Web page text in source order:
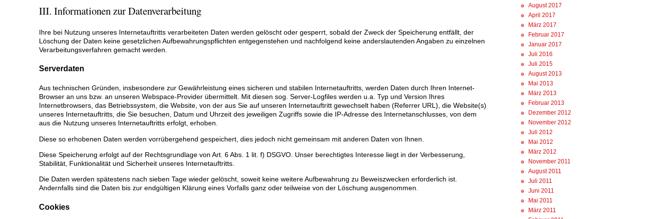
III. Informationen zur Datenverarbeitung
Ihre bei Nutzung unseres Internetauftritts verarbeiteten Daten werden gelöscht oder gesperrt, sobald der Zweck der Speicherung entfällt, der
Löschung der Daten keine gesetzlichen Aufbewahrungspflichten entgegenstehen und nachfolgend keine anderslautenden Angaben zu einzelnen
Verarbeitungsverfahren gemacht werden.
Serverdaten
Aus technischen Gründen, insbesondere zur Gewährleistung eines sicheren und stabilen Internetauftritts, werden Daten durch Ihren Internet-
Browser an uns bzw. an unseren Webspace-Provider übermittelt. Mit diesen sog. Server-Logfiles werden u.a. Typ und Version Ihres
Internetbrowsers, das Betriebssystem, die Website, von der aus Sie auf unseren Internetauftritt gewechselt haben (Referrer URL), die Website(s)
unseres Internetauftritts, die Sie besuchen, Datum und Uhrzeit des jeweiligen Zugriffs sowie die IP-Adresse des Internetanschlusses, von dem
aus die Nutzung unseres Internetauftritts erfolgt, erhoben.
Diese so erhobenen Daten werden vorrübergehend gespeichert, dies jedoch nicht gemeinsam mit anderen Daten von Ihnen.
Diese Speicherung erfolgt auf der Rechtsgrundlage von Art. 6 Abs. 1 lit. f) DSGVO. Unser berechtigtes Interesse liegt in der Verbesserung,
Stabilität, Funktionalität und Sicherheit unseres Internetauftritts.
Die Daten werden spätestens nach sieben Tage wieder gelöscht, soweit keine weitere Aufbewahrung zu Beweiszwecken erforderlich ist.
Andernfalls sind die Daten bis zur endgültigen Klärung eines Vorfalls ganz oder teilweise von der Löschung ausgenommen.
Cookies
August 2017
April 2017
März 2017
Februar 2017
Januar 2017
Juli 2016
Juli 2015
August 2013
Mai 2013
März 2013
Februar 2013
Dezember 2012
November 2012
Juli 2012
Mai 2012
März 2012
November 2011
August 2011
Juli 2011
Juni 2011
Mai 2011
März 2011